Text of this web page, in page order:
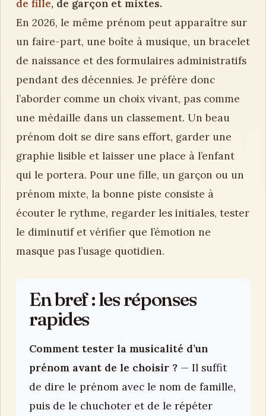
de fille, de garçon et mixtes.
En 2026, le même prénom peut apparaître sur
un faire-part, une boîte à musique, un bracelet
de naissance et des formulaires administratifs
pendant des décennies. Je préfère donc
l’aborder comme un choix vivant, pas comme
une médaille dans un classement. Un beau
prénom doit se dire sans effort, garder une
graphie lisible et laisser une place à l’enfant
qui le portera. Pour une fille, un garçon ou un
prénom mixte, la bonne piste consiste à
écouter le rythme, regarder les initiales, tester
le diminutif et vérifier que l’émotion ne
masque pas l’usage quotidien.
En bref : les réponses
rapides
Comment tester la musicalité d’un
prénom avant de le choisir ? — Il suffit
de dire le prénom avec le nom de famille,
puis de le chuchoter et de le répéter